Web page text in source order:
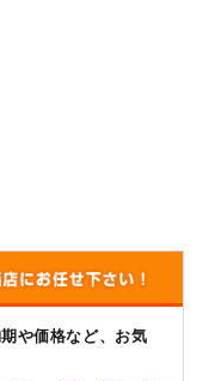
や価格など、お気